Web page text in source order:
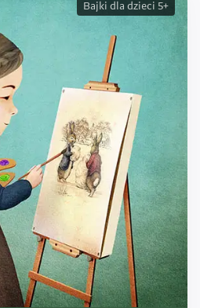
Bajki dla dzieci 5+